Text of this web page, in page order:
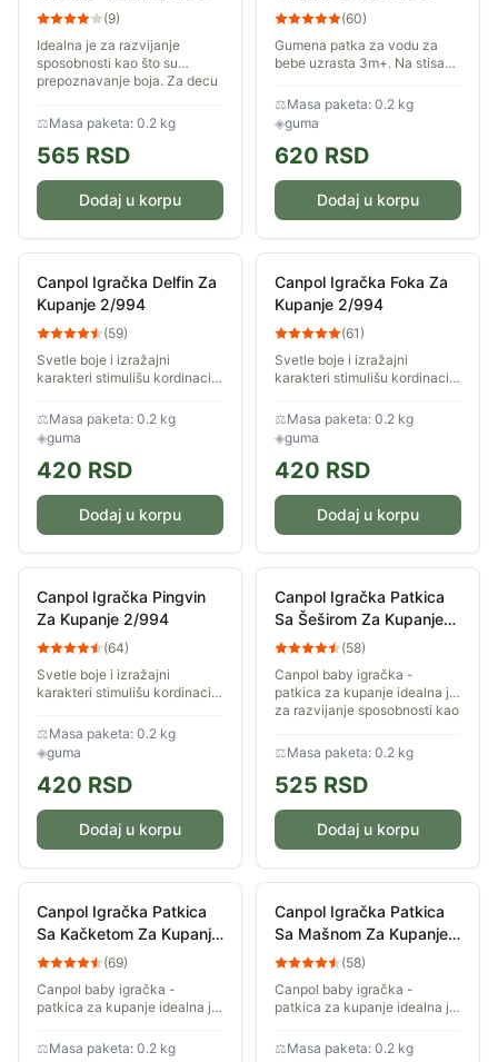
(9)
Idealna je za razvijanje
sposobnosti kao što su
prepoznavanje boja. Za decu
Simpatičan, prijateljski lik
⚖Masa paketa: 0.2 kg
565 RSD
Dodaj u korpu
(60)
Gumena patka za vodu za
bebe uzrasta 3m+. Na stisak
sigurnih materijala.
⚖Masa paketa: 0.2 kg
◈guma
620 RSD
Dodaj u korpu
Canpol Igračka Delfin Za
Kupanje 2/994
(59)
Svetle boje i izražajni
karakteri stimulišu kordinaciju
otkrivaju svet preko zabavnih
igračaka
⚖Masa paketa: 0.2 kg
◈guma
420 RSD
Dodaj u korpu
Canpol Igračka Foka Za
Kupanje 2/994
(61)
Svetle boje i izražajni
karakteri stimulišu kordinaciju
otkrivaju svet preko zabavnih
igračaka
⚖Masa paketa: 0.2 kg
◈guma
420 RSD
Dodaj u korpu
Canpol Igračka Pingvin
Za Kupanje 2/994
(64)
Svetle boje i izražajni
karakteri stimulišu kordinaciju
otkrivaju svet preko zabavnih
igračaka
⚖Masa paketa: 0.2 kg
◈guma
420 RSD
Dodaj u korpu
Canpol Igračka Patkica
Sa Šeširom Za Kupanje
2/990
(58)
Canpol baby igračka -
patkica za kupanje idealna je
za razvijanje sposobnosti kao
decu uzrasta od 3m+
⚖Masa paketa: 0.2 kg
525 RSD
Dodaj u korpu
Canpol Igračka Patkica
Sa Kačketom Za Kupanje
2/990
(69)
Canpol baby igračka -
patkica za kupanje idealna je
što su prepoznavanje boja. Za
⚖Masa paketa: 0.2 kg
Canpol Igračka Patkica
Sa Mašnom Za Kupanje
2/990
(58)
Canpol baby igračka -
patkica za kupanje idealna je
što su prepoznavanje boja. Za
⚖Masa paketa: 0.2 kg